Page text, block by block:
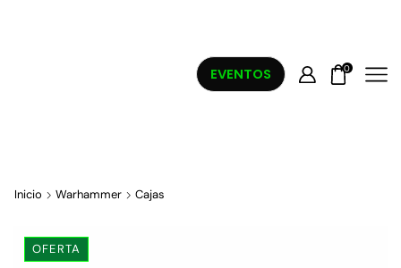
EVENTOS 0
Inicio Warhammer Cajas
OFERTA